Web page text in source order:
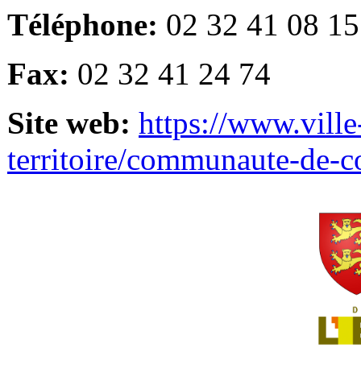
Téléphone: 02 32 41 08 15
Fax: 02 32 41 24 74
Site web: https://
territoire/communaute-de-